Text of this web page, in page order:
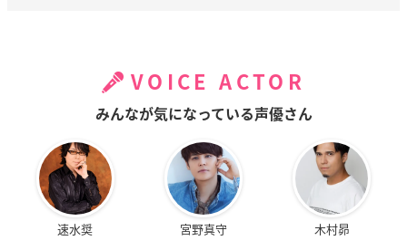
VOICE ACTOR
みんなが気になっている声優さん
速水奨 宮野真守 木村昴